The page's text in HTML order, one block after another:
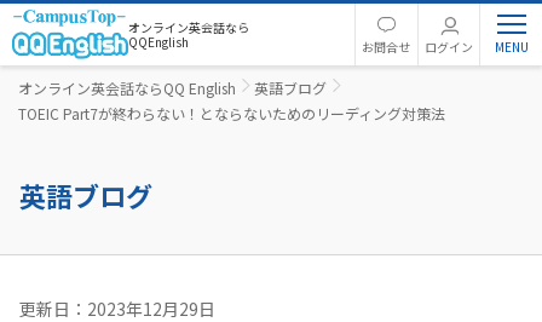
オンライン英会話なら
QQEnglish
お問合せ ログイン
オンライン英会話ならQQ English
英語ブログ
TOEIC Part7が終わらない！とならないためのリーディング対策法
英語ブログ
更新日：2023年12月29日